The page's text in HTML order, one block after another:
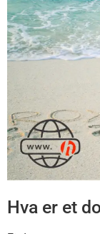
Hva er et